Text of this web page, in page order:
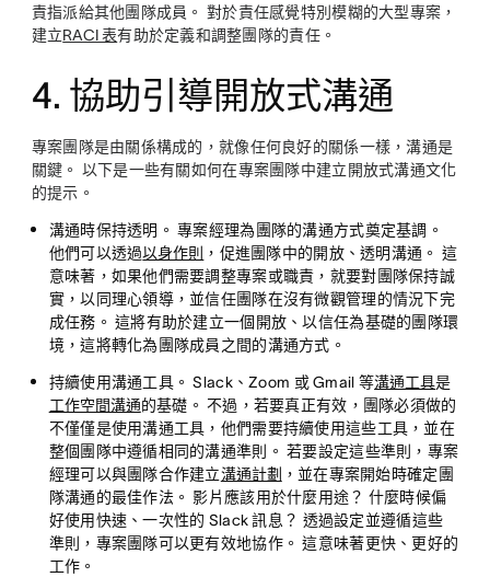
責指派給其他團隊成員。 對於責任感覺特別模糊的大型專案，
建立RACI 表有助於定義和調整團隊的責任。
4. 協助引導開放式溝通
專案團隊是由關係構成的，就像任何良好的關係一樣，溝通是
關鍵。 以下是一些有關如何在專案團隊中建立開放式溝通文化
的提示。
溝通時保持透明。專案經理為團隊的溝通方式奠定基調。
他們可以透過以身作則 ，促進團隊中的開放、透明溝通。 這
意味著，如果他們需要調整專案或職責，就要對團隊保持誠
實，以同理心領導，並信任團隊在沒有微觀管理的情況下完
成任務。 這將有助於建立一個開放、以信任為基礎的團隊環
境，這將轉化為團隊成員之間的溝通方式。
持續使用溝通工具。Slack、Zoom 或 Gmail 等溝通工具是
工作空間溝通的基礎。 不過，若要真正有效，團隊必須做的
不僅僅是使用溝通工具，他們需要持續使用這些工具，並在
整個團隊中遵循相同的溝通準則。 若要設定這些準則，專案
經理可以與團隊合作建立溝通計劃 ，並在專案開始時確定團
隊溝通的最佳作法。 影片應該用於什麼用途？ 什麼時候偏
好使用快速、一次性的 Slack 訊息？ 透過設定並遵循這些
準則，專案團隊可以更有效地協作。 這意味著更快、更好的
工作。